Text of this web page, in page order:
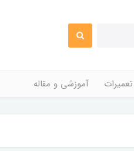
تعمیرات آموزشی و مقاله